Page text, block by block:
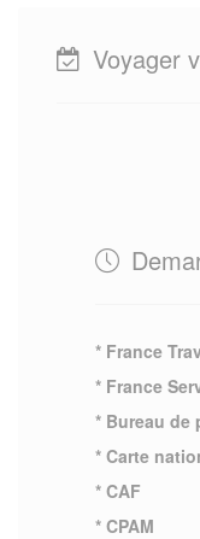
Voyager
* France
* France
* Bureau de
* Carte
* CAF
* CPAM